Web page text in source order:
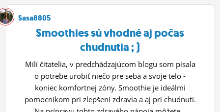
Sasa8805
Smoothies sú vhodné aj počas
chudnutia ; )
Milí čitatelia, v predchádzajúcom blogu som písala
o potrebe urobiť niečo pre seba a svoje telo -
koniec komfortnej zóny. Smoothie je ideálmi
pomocníkom pri zlepšení zdravia a aj pri chudnutí.